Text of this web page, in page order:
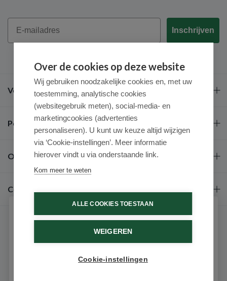
Email
Inschrijven
Veel gestelde vragen
Populaire merken
Over ons
Contact
9.6 / 10 (531 beoordelingen)
Over de cookies op deze website
Wij gebruiken noodzakelijke cookies en, met uw
toestemming, analytische cookies
(websitegebruik meten), social-media- en
marketingcookies (advertenties
personaliseren). U kunt uw keuze altijd wijzigen
via ‘Cookie-instellingen’. Meer informatie
hierover vindt u via onderstaande link.
Kom meer te weten
ALLE COOKIES TOESTAAN
WEIGEREN
Cookie-instellingen
Schrijf je in voor onze nieuwsbrief
Ontvang als eerste de beste aanbiedingen en persoonlijk
advies